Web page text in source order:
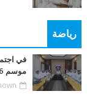
رياضة
في
موسم 2027/2026